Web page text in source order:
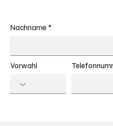
Nachname
Vorwahl